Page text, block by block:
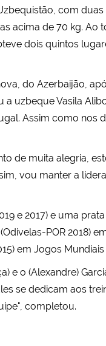
com duas
acima de 70 kg. Ao
dois quintos
do Azerbaijão,
uzbeque Vasila
Assim como nos
de muita alegria,
vou manter a
e 2017) e uma
POR 2018)
em Jogos Mundiais
e o (Alexandre)
se dedicam aos
completou.